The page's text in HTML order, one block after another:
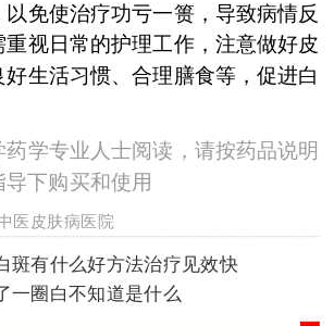
免使治疗功亏一篑，导致病情反
视日常的护理工作，注意做好皮
生活习惯、合理膳食等，促进白
学专业人士阅读，请按药品说明
下购买和使用
医皮肤病医院
斑有什么好方法治疗见效快
一圈白不知道是什么